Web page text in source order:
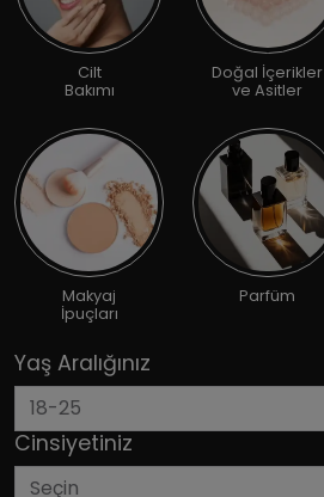
Cilt
Bakımı
Doğal İçerikler
ve Asitler
Makyaj
İpuçları
Parfüm
Yaş Aralığınız
Cinsiyetiniz